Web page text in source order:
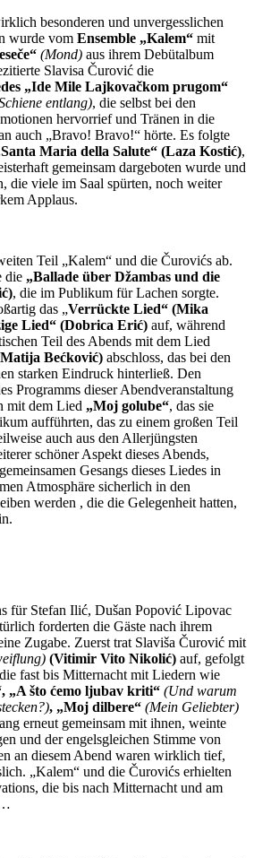
besonderen und unvergesslichen
wurde vom Ensemble „Kalem“ mit
(Mond) aus ihrem Debütalbum
Slavisa Čurović die
„Ide Mile Lajkovačkom prugom“
entlang), die selbst bei den
hervorrief und Tränen in die
auch „Bravo! Bravo!“ hörte. Es folgte
Maria della Salute“ (Laza Kostić),
gemeinsam dargeboten wurde und
die viele im Saal spürten, noch weiter
Applaus.
Teil „Kalem“ und die Čurovićs ab.
die „Ballade über Džambas und die
, die im Publikum für Lachen sorgte.
das „Verrückte Lied“ (Mika
Lied“ (Dobrica Erić) auf, während
Teil des Abends mit dem Lied
Bećković) abschloss, das bei den
starken Eindruck hinterließ. Den
Programms dieser Abendveranstaltung
mit dem Lied „Moj golube“, das sie
aufführten, das zu einem großen Teil
auch aus den Allerjüngsten
schöner Aspekt dieses Abends,
Gesangs dieses Liedes in
Atmosphäre sicherlich in den
werden , die die Gelegenheit hatten,
für Stefan Ilić, Dušan Popović Lipovac
forderten die Gäste nach ihrem
Zugabe. Zuerst trat Slaviša Čurović mit
(Vitimir Vito Nikolić) auf, gefolgt
fast bis Mitternacht mit Liedern wie
„A što ćemo ljubav kriti“ (Und warum
, „Moj dilbere“ (Mein Geliebter)
erneut gemeinsam mit ihnen, weinte
und der engelsgleichen Stimme von
an diesem Abend waren wirklich tief,
„Kalem“ und die Čurovićs erhielten
die bis nach Mitternacht und am